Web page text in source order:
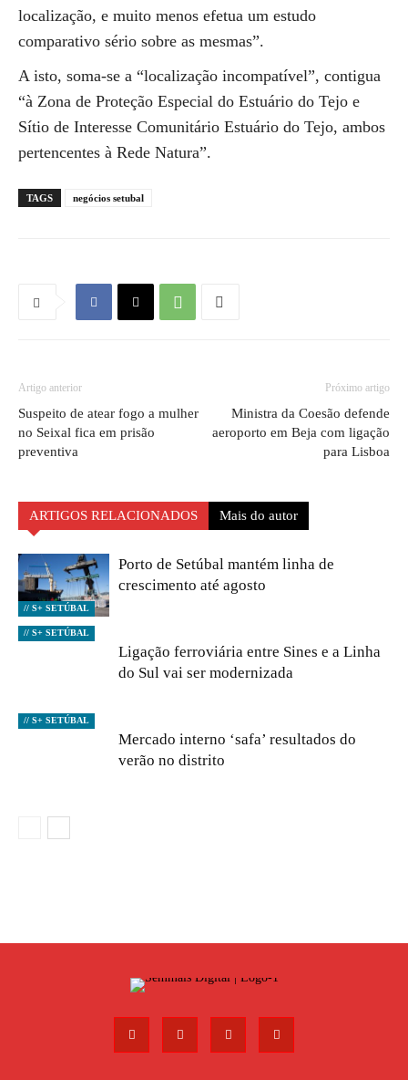
localização, e muito menos efetua um estudo
comparativo sério sobre as mesmas”.
A isto, soma-se a “localização incompatível”, contigua
“à Zona de Proteção Especial do Estuário do Tejo e
Sítio de Interesse Comunitário Estuário do Tejo, ambos
pertencentes à Rede Natura”.
TAGS negócios setubal
Artigo anterior
Suspeito de atear fogo a mulher
no Seixal fica em prisão
preventiva
Próximo artigo
Ministra da Coesão defende
aeroporto em Beja com ligação
para Lisboa
ARTIGOS RELACIONADOS Mais do autor
// S+ SETÚBAL
Porto de Setúbal mantém linha de
crescimento até agosto
// S+ SETÚBAL
Ligação ferroviária entre Sines e a Linha
do Sul vai ser modernizada
// S+ SETÚBAL
Mercado interno ‘safa’ resultados do
verão no distrito